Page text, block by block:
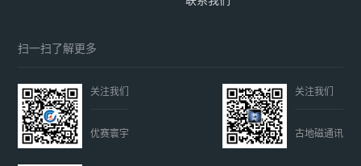
扫一扫了解更多
关注我们
优赛寰宇
关注我们
古地磁通讯